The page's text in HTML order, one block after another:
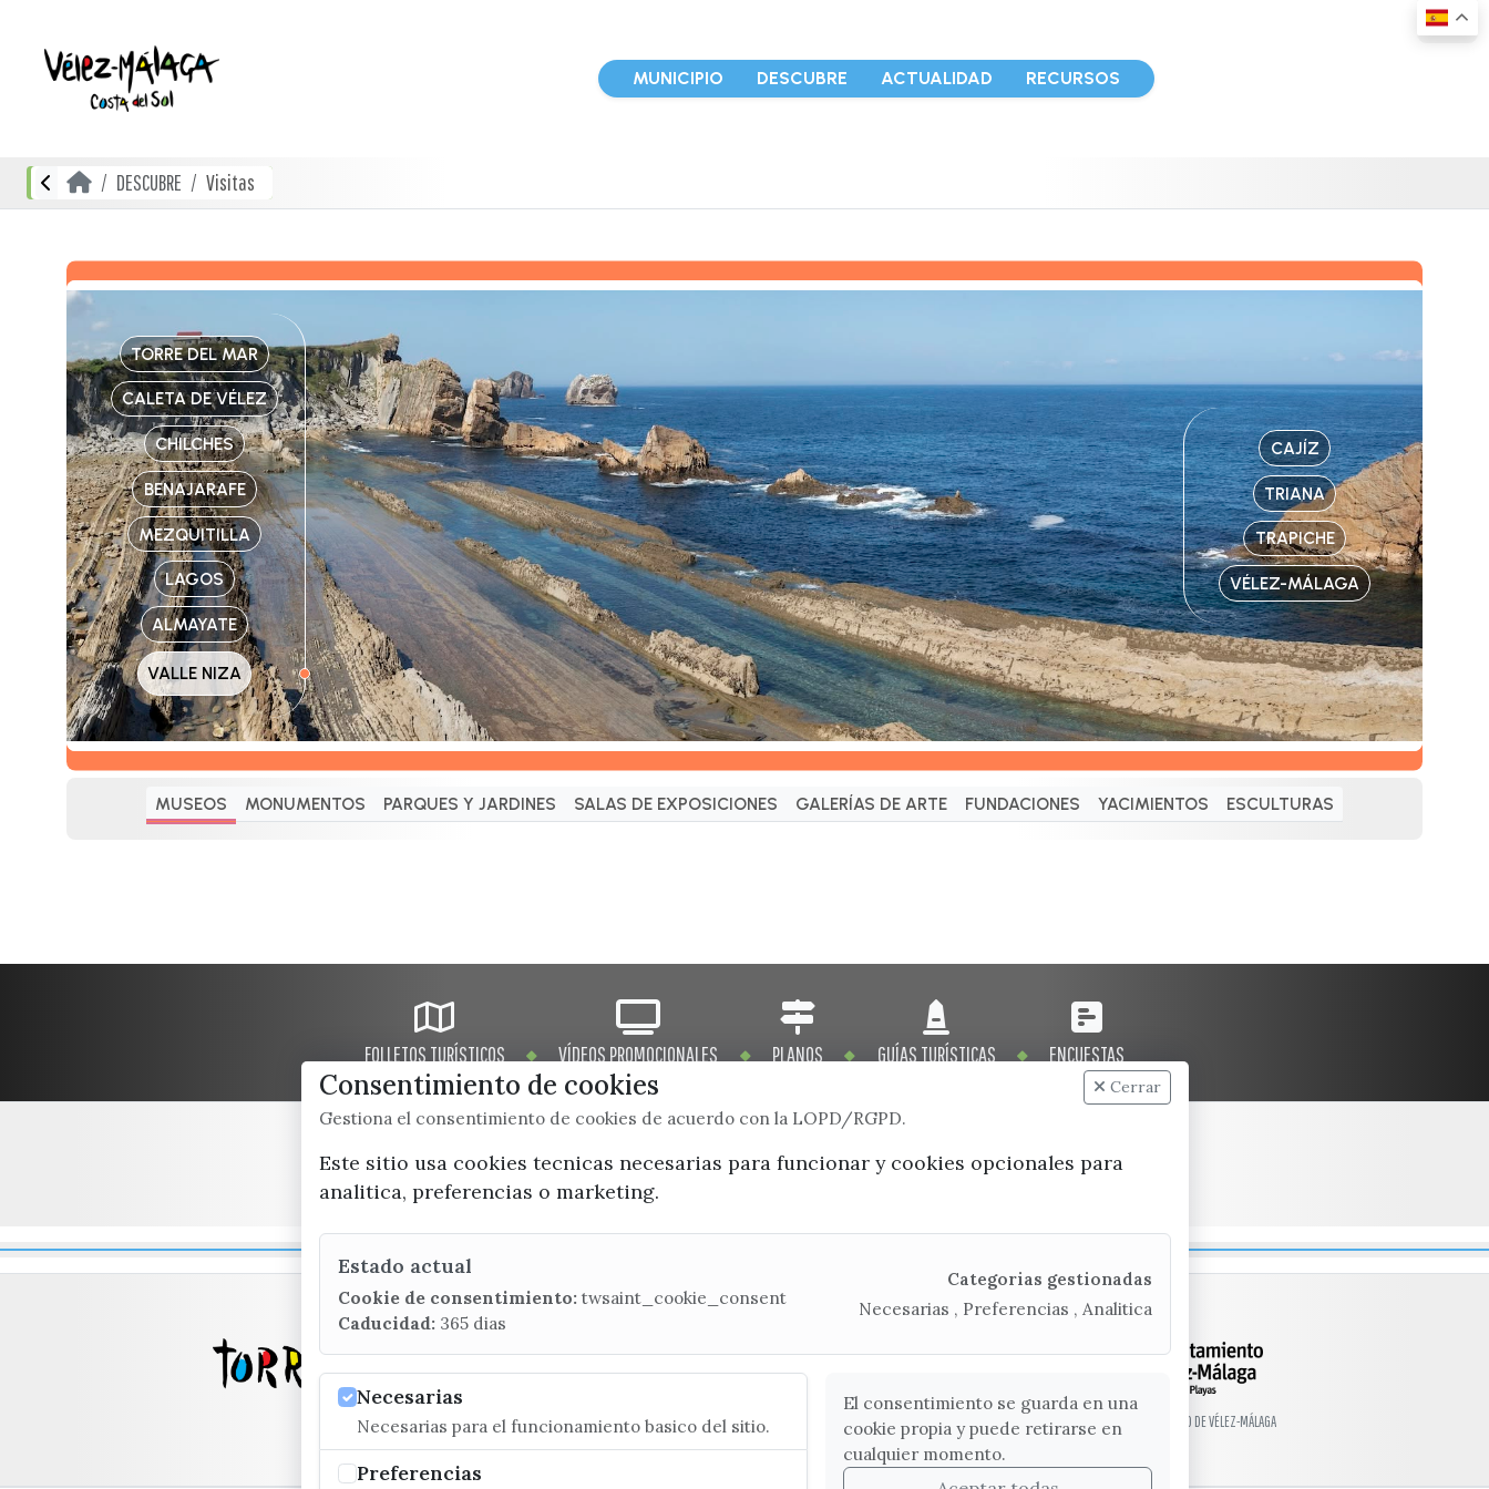
MUNICIPIO DESCUBRE ACTUALIDAD RECURSOS
DESCUBRE Visitas
TORRE DEL MAR
CALETA DE VÉLEZ
CHILCHES
BENAJARAFE
MEZQUITILLA
LAGOS
ALMAYATE
VALLE NIZA
CAJÍZ
TRIANA
TRAPICHE
VÉLEZ-MÁLAGA
MUSEOS MONUMENTOS PARQUES Y JARDINES SALAS DE EXPOSICIONES GALERÍAS DE ARTE FUNDACIONES YACIMIENTOS ESCULTURAS
FOLLETOS TURÍSTICOS VÍDEOS PROMOCIONALES PLANOS GUÍAS TURÍSTICAS ENCUESTAS
x / twitter
(+34) 952 541 104
C/ Poniente, 2. CP 29740 - Torre del Mar
© EXCMO. AYUNTAMIENTO DE VÉLEZ-MÁLAGA
Consentimiento de cookies
Gestiona el consentimiento de cookies de acuerdo con la LOPD/RGPD.
Cerrar
Este sitio usa cookies tecnicas necesarias para funcionar y cookies opcionales para
analitica, preferencias o marketing.
Estado actual
Cookie de consentimiento: twsaint_cookie_consent
Caducidad: 365 dias
Categorias gestionadas
Necesarias , Preferencias , Analitica
Necesarias
Necesarias para el funcionamiento basico del sitio.
Preferencias
El consentimiento se guarda en una
cookie propia y puede retirarse en
cualquier momento.